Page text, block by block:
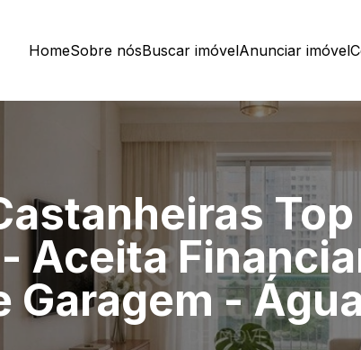
HomeSobre nósBuscar imóvelAnunciar imóvel
Aceita
Garagem -